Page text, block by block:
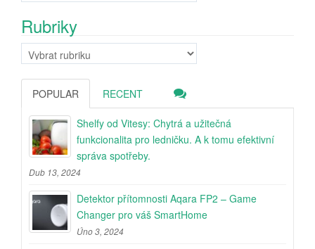
Rubriky
Rubriky
POPULAR RECENT
Shelfy od Vitesy: Chytrá a užitečná
funkcionalita pro ledničku. A k tomu efektivní
správa spotřeby.
Dub 13, 2024
Detektor přítomnosti Aqara FP2 – Game
Changer pro váš SmartHome
Úno 3, 2024